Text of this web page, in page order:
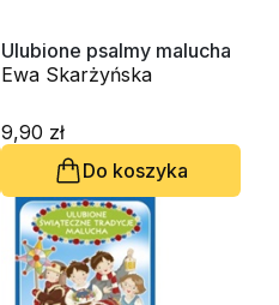
Ulubione psalmy malucha
Ewa Skarżyńska
9,90 zł
Do koszyka